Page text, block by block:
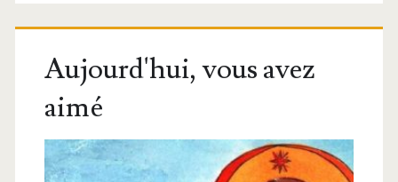
Aujourd'hui, vous avez
aimé